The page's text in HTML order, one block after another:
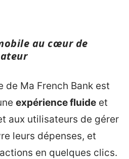
au cœur de
de Ma French Bank est
expérience fluide et
aux utilisateurs de gérer
leurs dépenses, et
en quelques clics.